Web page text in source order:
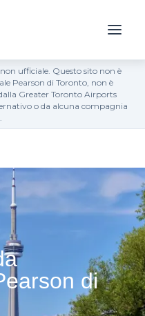
ufficiale. Questo sito non è
Pearson di Toronto, non è
Greater Toronto Airports
o da alcuna compagnia
di